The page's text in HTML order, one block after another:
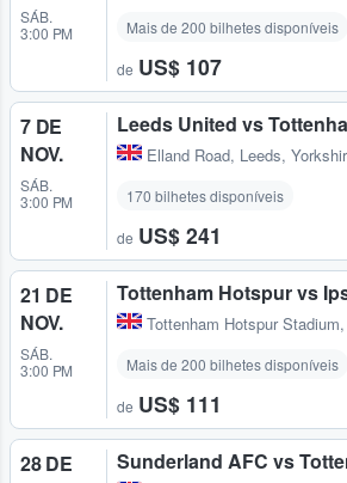
SÁB.
3:00 PM
Mais de 200 bilhetes disponíveis
de US$ 107
7 DE
NOV.
SÁB.
3:00 PM
Leeds United vs
Elland Road, Leeds,
170 bilhetes disponíveis
de US$ 241
21 DE
NOV.
SÁB.
3:00 PM
Tottenham Hotspur vs
Tottenham Hotspur Stadium,
Mais de 200 bilhetes disponíveis
de US$ 111
28 DE
Sunderland AFC vs